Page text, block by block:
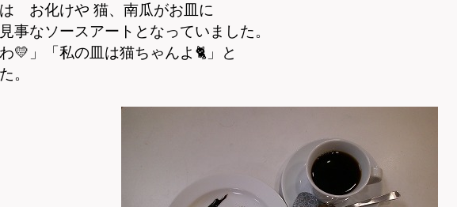
お化けや 猫、南瓜がお皿に
事なソースアートとなっていました。
💛」「私の皿は猫ちゃんよ🐈」と
。